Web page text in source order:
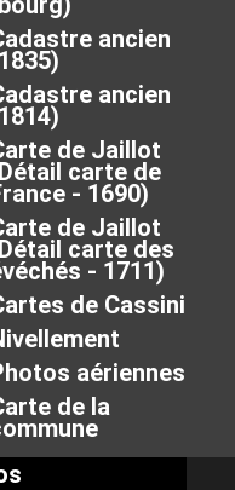
ancien
ancien
de Jaillot
carte de
- 1690)
de Jaillot
carte des
- 1711)
de Cassini
aériennes
de la